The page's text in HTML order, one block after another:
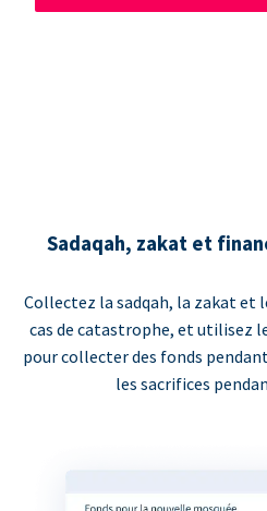
Sadaqah, zakat et
Collectez la sadqah, la zakat et
cas de catastrophe, et utilisez
pour collecter des fonds
les sacrifices